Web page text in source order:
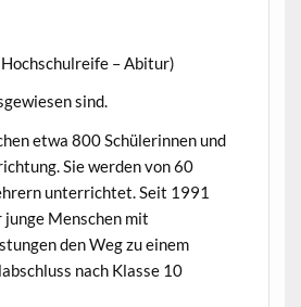
– Abitur)
sind.
etwa 800 Schülerinnen und
Sie werden von 60
unterrichtet. Seit 1991
junge Menschen mit
den Weg zu einem
nach Klasse 10